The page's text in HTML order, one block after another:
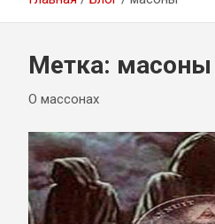
Метка: масоны
О массонах